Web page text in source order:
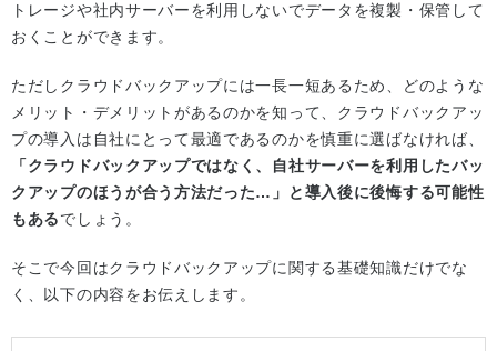
トレージや社内サーバーを利用しないでデータを複製・保管して
おくことができます。
ただしクラウドバックアップには一長一短あるため、どのような
メリット・デメリットがあるのかを知って、クラウドバックアッ
プの導入は自社にとって最適であるのかを慎重に選ばなければ、
「クラウドバックアップではなく、自社サーバーを利用したバッ
クアップのほうが合う方法だった…」と導入後に後悔する可能性
もあるでしょう。
そこで今回はクラウドバックアップに関する基礎知識だけでな
く、以下の内容をお伝えします。